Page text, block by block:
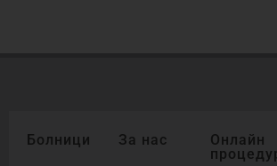
Болници За нас
Онлайн